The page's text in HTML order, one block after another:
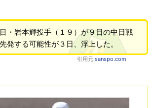
・岩本輝投手（１９）が９日の中日戦
発する可能性が３日、浮上した。
引用元 sanspo.com